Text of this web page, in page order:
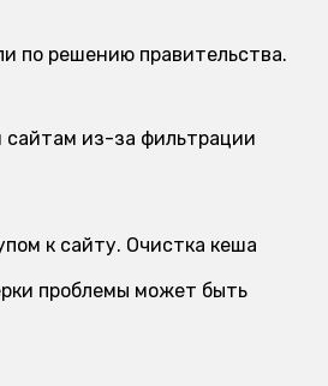
по решению правительства.
сайтам из-за фильтрации
к сайту. Очистка кеша
проблемы может быть